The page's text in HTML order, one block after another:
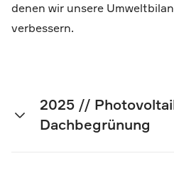
denen wir unsere
verbessern.
2025 //
Dachbegrünung